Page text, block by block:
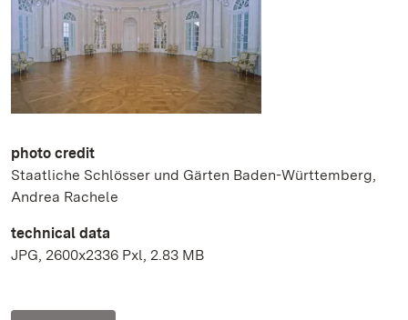
photo credit
Staatliche Schlösser und Gärten Baden-Württemberg,
Andrea Rachele
technical data
JPG, 2600x2336 Pxl, 2.83 MB